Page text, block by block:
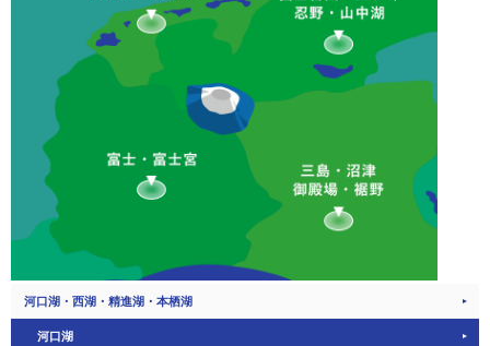
河口湖・西湖・精進湖・本栖湖
河口湖